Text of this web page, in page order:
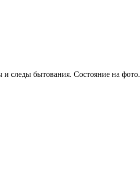
и следы бытования. Состояние на фото.